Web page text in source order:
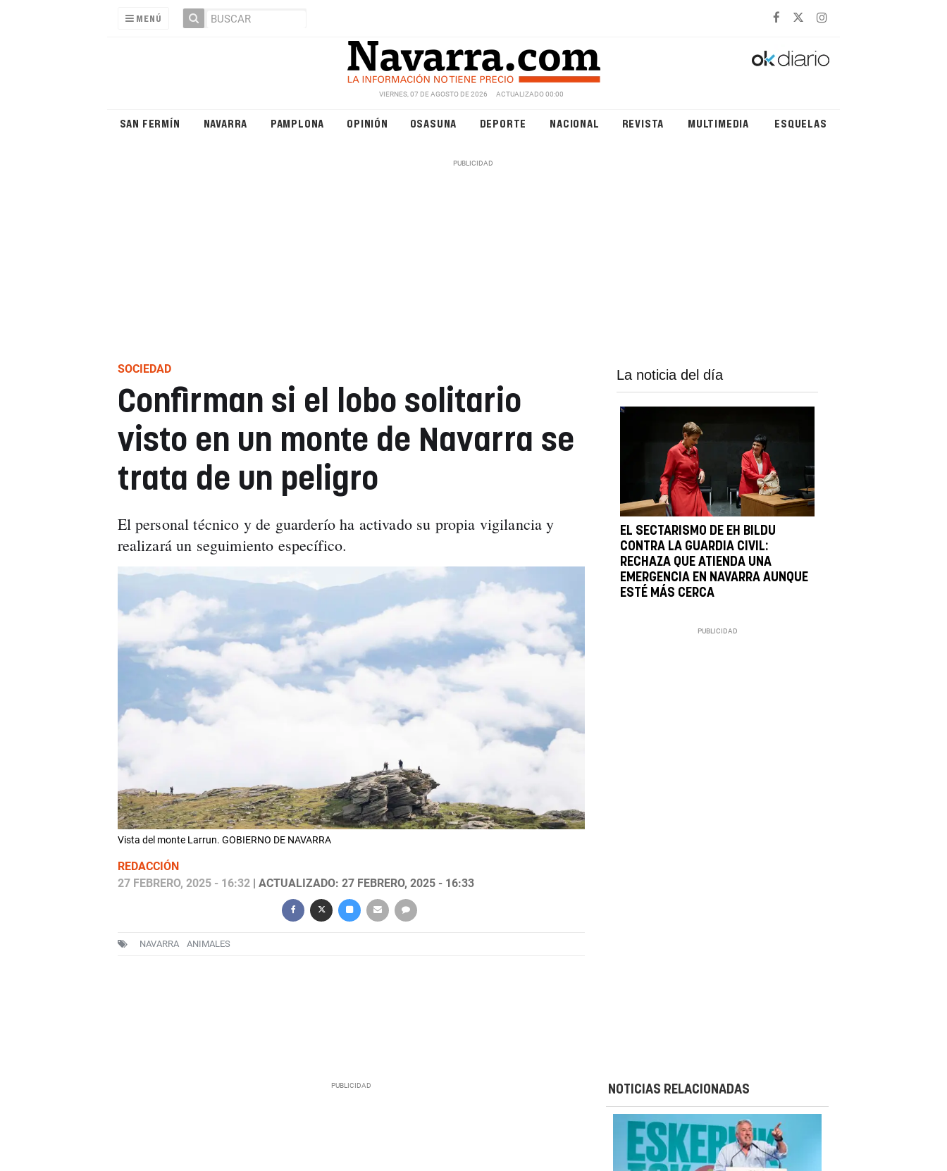
MENÚ
VIERNES, 07 DE AGOSTO DE 2026 ACTUALIZADO 00:00
SAN FERMÍN NAVARRA PAMPLONA OPINIÓN OSASUNA DEPORTE NACIONAL REVISTA MULTIMEDIA ESQUELAS
SOCIEDAD
Confirman si el lobo solitario
visto en un monte de Navarra se
trata de un peligro
El personal técnico y de guarderío ha activado su propia vigilancia y
realizará un seguimiento específico.
Vista del monte Larrun. GOBIERNO DE NAVARRA
REDACCIÓN
27 FEBRERO, 2025 - 16:32| ACTUALIZADO: 27 FEBRERO, 2025 - 16:33
NAVARRA ANIMALES
La noticia del día
EL SECTARISMO DE EH BILDU
CONTRA LA GUARDIA CIVIL:
RECHAZA QUE ATIENDA UNA
EMERGENCIA EN NAVARRA AUNQUE
ESTÉ MÁS CERCA
NOTICIAS RELACIONADAS